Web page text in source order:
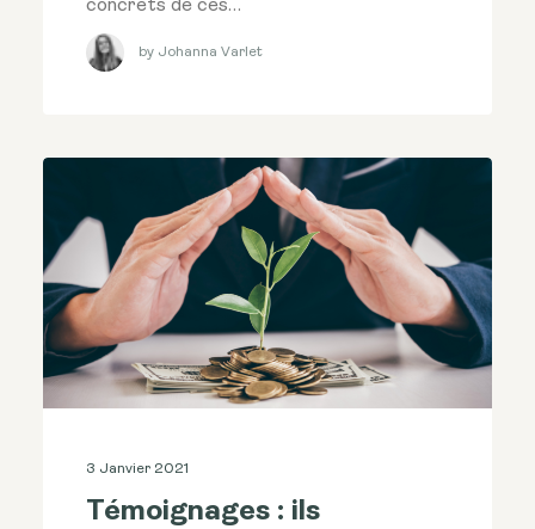
concrets de ces…
by Johanna Varlet
3 Janvier 2021
Témoignages : ils